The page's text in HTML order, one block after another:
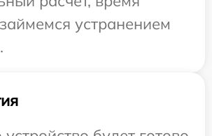
устранением